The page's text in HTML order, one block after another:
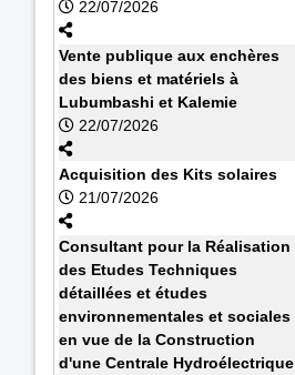
22/07/2026
Vente publique aux enchères
des biens et matériels à
Lubumbashi et Kalemie
22/07/2026
Acquisition des Kits solaires
21/07/2026
Consultant pour la Réalisation
des Etudes Techniques
détaillées et études
environnementales et sociales
en vue de la Construction
d'une Centrale Hydroélectrique